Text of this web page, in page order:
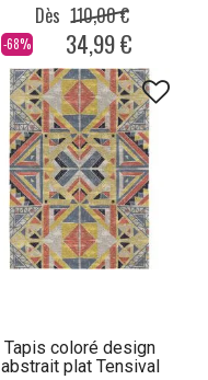
-68%
Dès 110,00 €
34,99 €
Tapis coloré design
abstrait plat Tensival